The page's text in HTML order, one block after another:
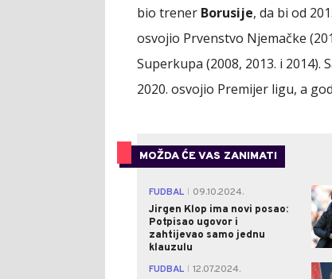
bio trener Borusije, da bi od
osvojio Prvenstvo Njemačke
Superkupa (2008, 2013. i 2014).
2020. osvojio Premijer ligu, a
MOŽDA ĆE VAS ZANIMATI
FUDBAL
09.10.2024.
Jirgen Klop ima novi posao:
Potpisao ugovor i
zahtijevao samo jednu
klauzulu
FUDBAL
12.07.2024.